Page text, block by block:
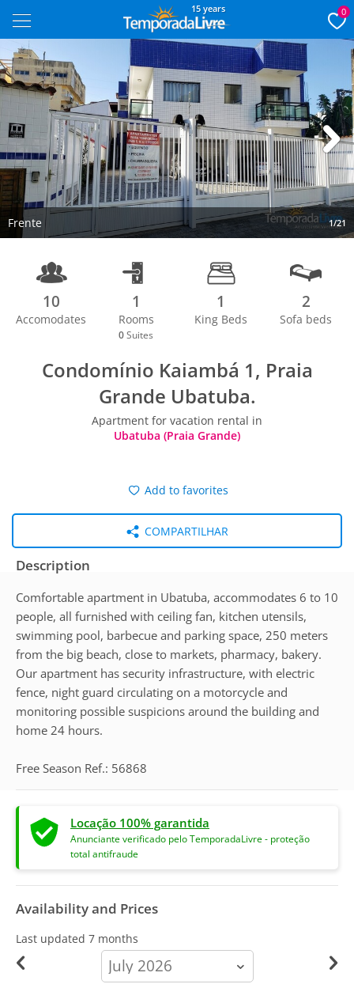
15 years 0
Frente 1/21
Next
10
Accomodates
1
Rooms
0 Suites
1
King Beds
2
Sofa beds
Condomínio Kaiambá 1, Praia
Grande Ubatuba.
Apartment for vacation rental in
Ubatuba (Praia Grande)
Add to favorites
COMPARTILHAR
Description
Comfortable apartment in Ubatuba, accommodates 6 to 10
people, all furnished with ceiling fan, kitchen utensils,
swimming pool, barbecue and parking space, 250 meters
from the big beach, close to markets, pharmacy, bakery.
Our apartment has security infrastructure, with electric
fence, night guard circulating on a motorcycle and
monitoring possible suspicions around the building and
home 24 hours.
Free Season Ref.: 56868
Locação 100% garantida
Anunciante verificado pelo TemporadaLivre - proteção
total antifraude
Availability and Prices
Last updated 7 months
calendar-
month